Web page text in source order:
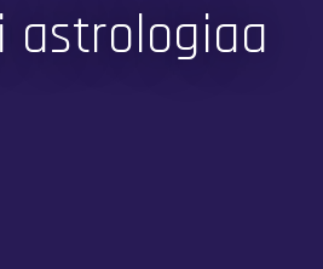
astrologiaa